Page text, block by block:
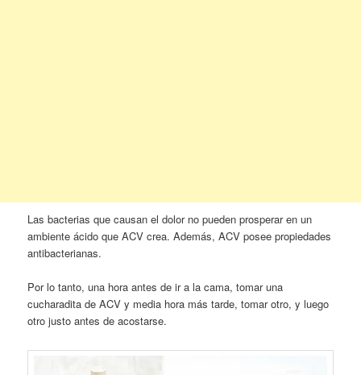
Las bacterias que causan el dolor no pueden prosperar en un
ambiente ácido que ACV crea. Además, ACV posee propiedades
antibacterianas.
Por lo tanto, una hora antes de ir a la cama, tomar una
cucharadita de ACV y media hora más tarde, tomar otro, y luego
otro justo antes de acostarse.